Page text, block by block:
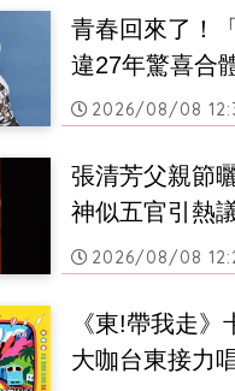
青春回來了！
違27年驚喜合
2026/08/08
張清芳父親節
神似五官引熱
2026/08/08
《東!帶我走》
大咖台東接力